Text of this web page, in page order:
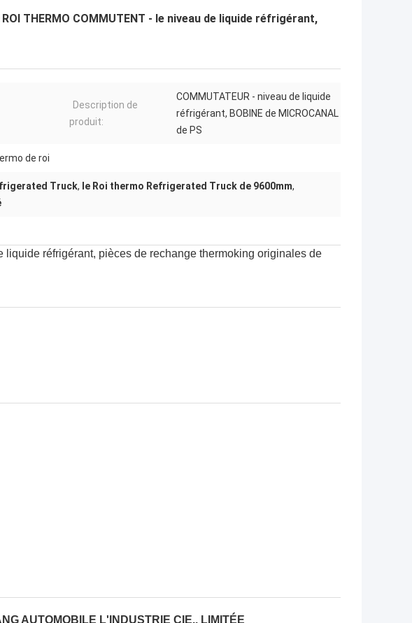
THERMO COMMUTENT - le niveau de liquide réfrigérant,
Description de
produit:
COMMUTATEUR - niveau de liquide
réfrigérant, BOBINE de MICROCANAL
de PS
de roi
Truck, le Roi thermo Refrigerated Truck de 9600mm,
réfrigérant, pièces de rechange thermoking originales de
AUTOMOBILE L'INDUSTRIE CIE., LIMITÉE